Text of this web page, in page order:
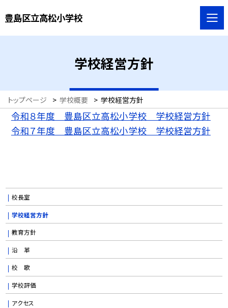
豊島区立高松小学校
学校経営方針
トップページ > 学校概要 > 学校経営方針
令和８年度 豊島区立高松小学校 学校経営方針
令和７年度 豊島区立高松小学校 学校経営方針
校長室
学校経営方針
教育方針
沿 革
校 歌
学校評価
アクセス